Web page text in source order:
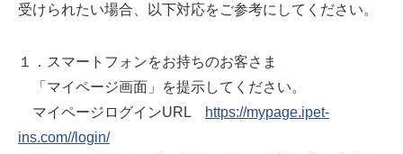
受けられたい場合、以下対応をご参考にしてください。
１．スマートフォンをお持ちのお客さま
「マイページ画面」を提示してください。
マイページログインURL
https://mypage.ipet-
ins.com//login/